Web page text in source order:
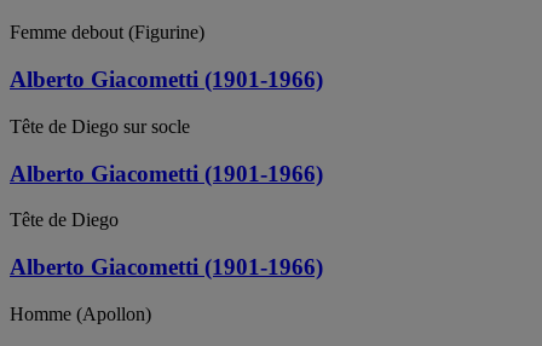
Femme debout (Figurine)
Alberto Giacometti (1901-1966)
Tête de Diego sur socle
Alberto Giacometti (1901-1966)
Tête de Diego
Alberto Giacometti (1901-1966)
Homme (Apollon)